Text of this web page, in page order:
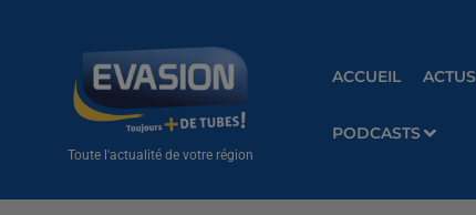
Toute l'actualité de votre région
ACCUEIL
PODCASTS